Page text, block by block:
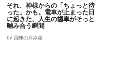
それ、神様からの「ちょっと待
った」かも。電車が止まった日
に起きた、人生の歯車がそっと
噛み合う瞬間
by 西陣の拝み屋